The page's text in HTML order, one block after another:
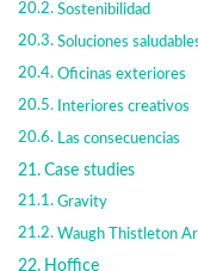
Sostenibilidad
Soluciones
Oficinas exteriores
Interiores creativos
Las consecuencias
Case studies
Gravity
Waugh Thistleton
Hoffice